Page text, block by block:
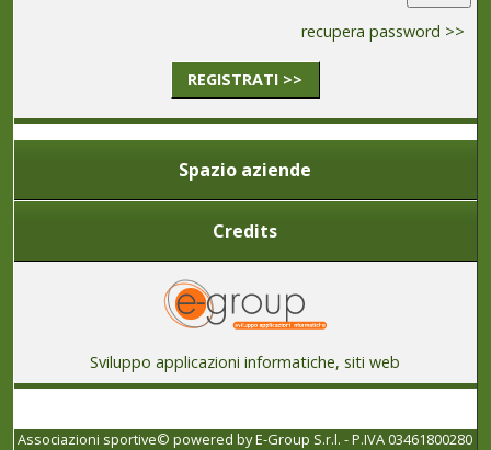
recupera password >>
REGISTRATI >>
Spazio aziende
Credits
Sviluppo applicazioni informatiche, siti web
Associazioni sportive© powered byE-Group S.r.l. - P.IVA 03461800280